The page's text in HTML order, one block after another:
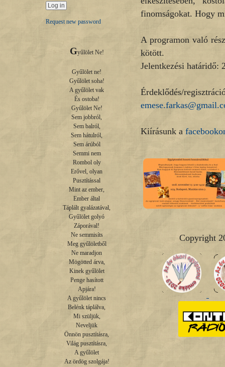
Request new password
Gyűlölet Ne!
Gyűlölet ne!
Gyűlölet soha!
A gyűlölet vak
És ostoba!
Gyűlölet Ne!
Sem jobbról,
Sem balról,
Sem hátulról,
Sem árúból
Semmi nem
Rombol oly
Erővel, olyan
Pusztítással
Mint az ember,
Ember által
Táplált gyalázatával,
Gyűlölet golyó
Záporával!
Ne semmisíts
Meg gyűlöletből
Ne maradjon
Mögötted árva,
Kinek gyűlölet
Penge hasított
Apjára!
A gyűlölet nincs
Belénk táplálva,
Mi szüljük,
Neveljük
Önnön pusztításra,
Világ pusztításra,
A gyűlölet
Az ördög szolgája!
finomságokat. Hogy
A programon való
kötött.
Jelentkezési határidő:
Érdeklődés/
Kiírásunk a
Copyright